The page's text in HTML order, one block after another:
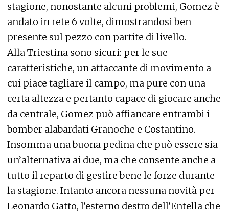
stagione, nonostante alcuni problemi, Gomez è
andato in rete 6 volte, dimostrandosi ben
presente sul pezzo con partite di livello.
Alla Triestina sono sicuri: per le sue
caratteristiche, un attaccante di movimento a
cui piace tagliare il campo, ma pure con una
certa altezza e pertanto capace di giocare anche
da centrale, Gomez può affiancare entrambi i
bomber alabardati Granoche e Costantino.
Insomma una buona pedina che può essere sia
un’alternativa ai due, ma che consente anche a
tutto il reparto di gestire bene le forze durante
la stagione. Intanto ancora nessuna novità per
Leonardo Gatto, l’esterno destro dell’Entella che